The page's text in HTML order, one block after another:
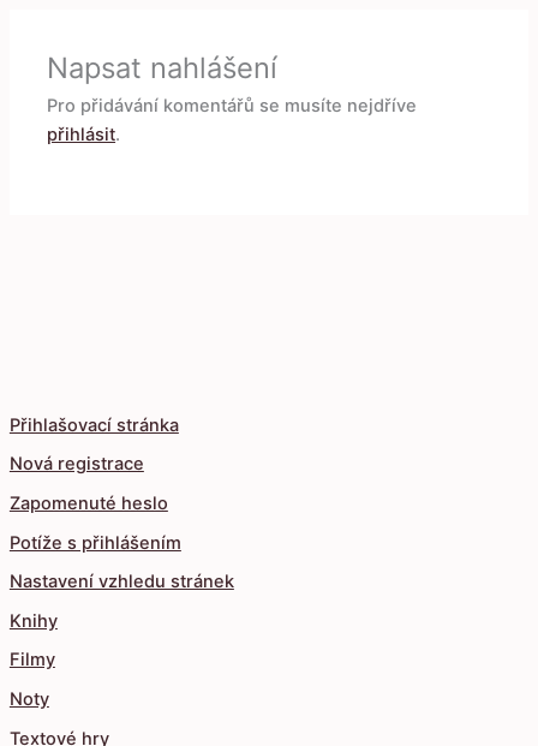
Přihlašovací stránka
Nová registrace
Zapomenuté heslo
Potíže s přihlášením
Nastavení vzhledu stránek
Knihy
Filmy
Noty
Textové hry
Napsat nahlášení
Pro přidávání komentářů se musíte nejdříve
přihlásit.